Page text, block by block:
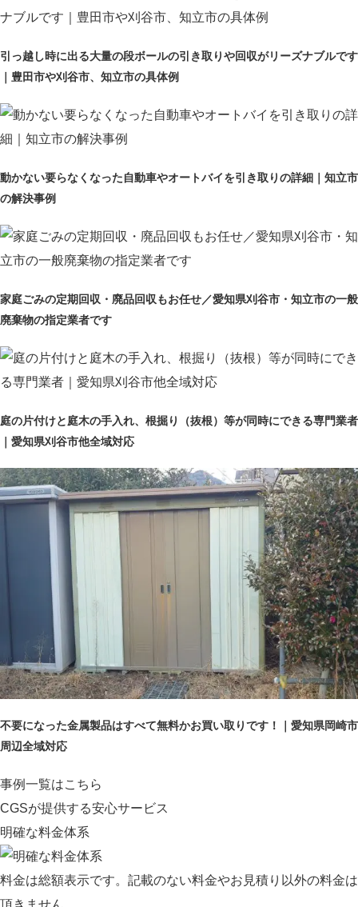
引っ越し時に出る大量の段ボールの引き取りや回収がリーズナブルです
｜豊田市や刈谷市、知立市の具体例
動かない要らなくなった自動車やオートバイを引き取りの詳細｜知立市
の解決事例
家庭ごみの定期回収・廃品回収もお任せ／愛知県刈谷市・知立市の一般
廃棄物の指定業者です
庭の片付けと庭木の手入れ、根掘り（抜根）等が同時にできる専門業者
｜愛知県刈谷市他全域対応
不要になった金属製品はすべて無料かお買い取りです！｜愛知県岡崎市
周辺全域対応
事例一覧はこちら
CGSが提供する安心サービス
明確な料金体系
料金は総額表示です。記載のない料金やお見積り以外の料金は
頂きません。